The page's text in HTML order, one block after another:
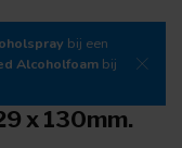
bij een
Alcoholfoam bij
x 130mm.